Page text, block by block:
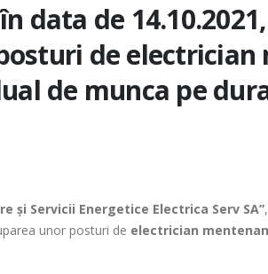
data de
de electrician
de munca pe
şi Servicii Energetice Electrica Serv SA”
unor posturi de electrician